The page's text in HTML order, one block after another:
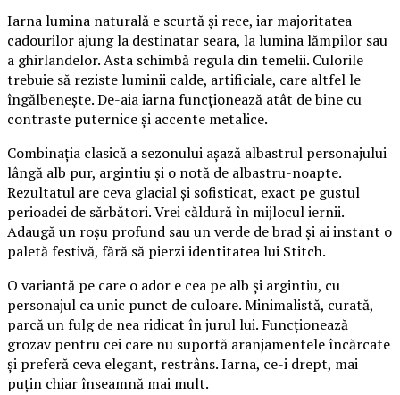
Iarna lumina naturală e scurtă și rece, iar majoritatea
cadourilor ajung la destinatar seara, la lumina lămpilor sau
a ghirlandelor. Asta schimbă regula din temelii. Culorile
trebuie să reziste luminii calde, artificiale, care altfel le
îngălbenește. De-aia iarna funcționează atât de bine cu
contraste puternice și accente metalice.
Combinația clasică a sezonului așază albastrul personajului
lângă alb pur, argintiu și o notă de albastru-noapte.
Rezultatul are ceva glacial și sofisticat, exact pe gustul
perioadei de sărbători. Vrei căldură în mijlocul iernii.
Adaugă un roșu profund sau un verde de brad și ai instant o
paletă festivă, fără să pierzi identitatea lui Stitch.
O variantă pe care o ador e cea pe alb și argintiu, cu
personajul ca unic punct de culoare. Minimalistă, curată,
parcă un fulg de nea ridicat în jurul lui. Funcționează
grozav pentru cei care nu suportă aranjamentele încărcate
și preferă ceva elegant, restrâns. Iarna, ce-i drept, mai
puțin chiar înseamnă mai mult.